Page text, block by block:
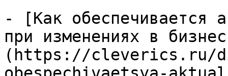
- [Как обеспечивается
при изменениях в
(https://cleverics.ru/